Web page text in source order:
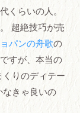
くらいの人。
超絶技巧が売
パンの舟歌の
すが、本当の
りのディテー
きゃ良いの